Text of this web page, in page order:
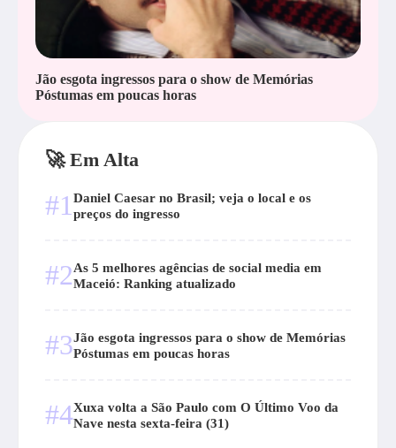
Jão esgota ingressos para o show de Memórias
Póstumas em poucas horas
🚀 Em Alta
#1 Daniel Caesar no Brasil; veja o local e os
preços do ingresso
#2As 5 melhores agências de social media em
Maceió: Ranking atualizado
#3Jão esgota ingressos para o show de Memórias
Póstumas em poucas horas
#4Xuxa volta a São Paulo com O Último Voo da
Nave nesta sexta-feira (31)